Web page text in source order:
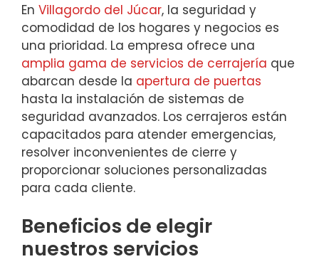
En Villagordo del Júcar, la seguridad y
comodidad de los hogares y negocios es
una prioridad. La empresa ofrece una
amplia gama de servicios de cerrajería que
abarcan desde la apertura de puertas
hasta la instalación de sistemas de
seguridad avanzados. Los cerrajeros están
capacitados para atender emergencias,
resolver inconvenientes de cierre y
proporcionar soluciones personalizadas
para cada cliente.
Beneficios de elegir
nuestros servicios